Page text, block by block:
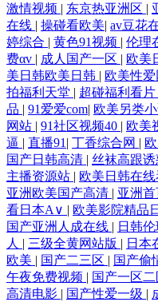
激情视频 | 东京热亚洲区 |
在线 | 操碰看欧美| av豆花
婷综合 | 黄色91视频 | 伦理
费αv | 成人国产一区 | 欧美
美日韩欧美日韩 | 欧美性
拍福利天堂 | 超碰福利看片
品 | 91爱爱com| 欧美另类
网站 | 91社区视频40 | 欧美
逼 | 直播91 | 丁香综合网 |
国产日韩高清 | 丝袜高跟诱
主播资源站 | 欧美日韩在
亚洲欧美国产高清 | 亚洲
看日本A∨ | 欧美影院精品
国产亚洲人成在线 | 日韩
人 | 三级全黄网站版 | 日本
欧美 | 国产二三区 | 国产偷
午夜免费视频 | 国产一区
高清电影 | 国产性爱一级 |